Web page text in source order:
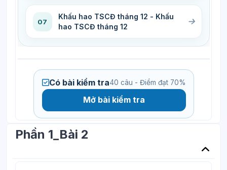
07
Khấu hao TSCĐ tháng 12 - Khấu
hao TSCĐ tháng 12
Có bài kiểm tra40 câu - Điểm đạt 70%
Mở bài kiểm tra
Phần 1_Bài 2